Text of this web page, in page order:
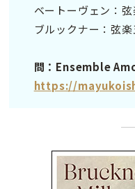
ベートーヴェン：
ブルックナー：弦
問：Ensemble
https://